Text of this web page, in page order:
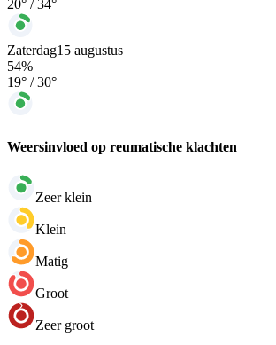
20° / 34°
Zaterdag15 augustus
54%
19° /30°
Weersinvloed op reumatische klachten
Zeer klein
Klein
Matig
Groot
Zeer groot